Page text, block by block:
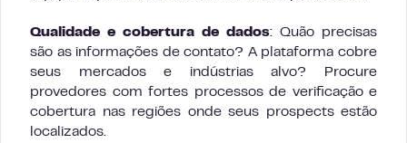
Qualidade e cobertura de dados: Quão precisas
são as informações de contato? A plataforma cobre
seus mercados e indústrias alvo? Procure
provedores com fortes processos de verificação e
cobertura nas regiões onde seus prospects estão
localizados.